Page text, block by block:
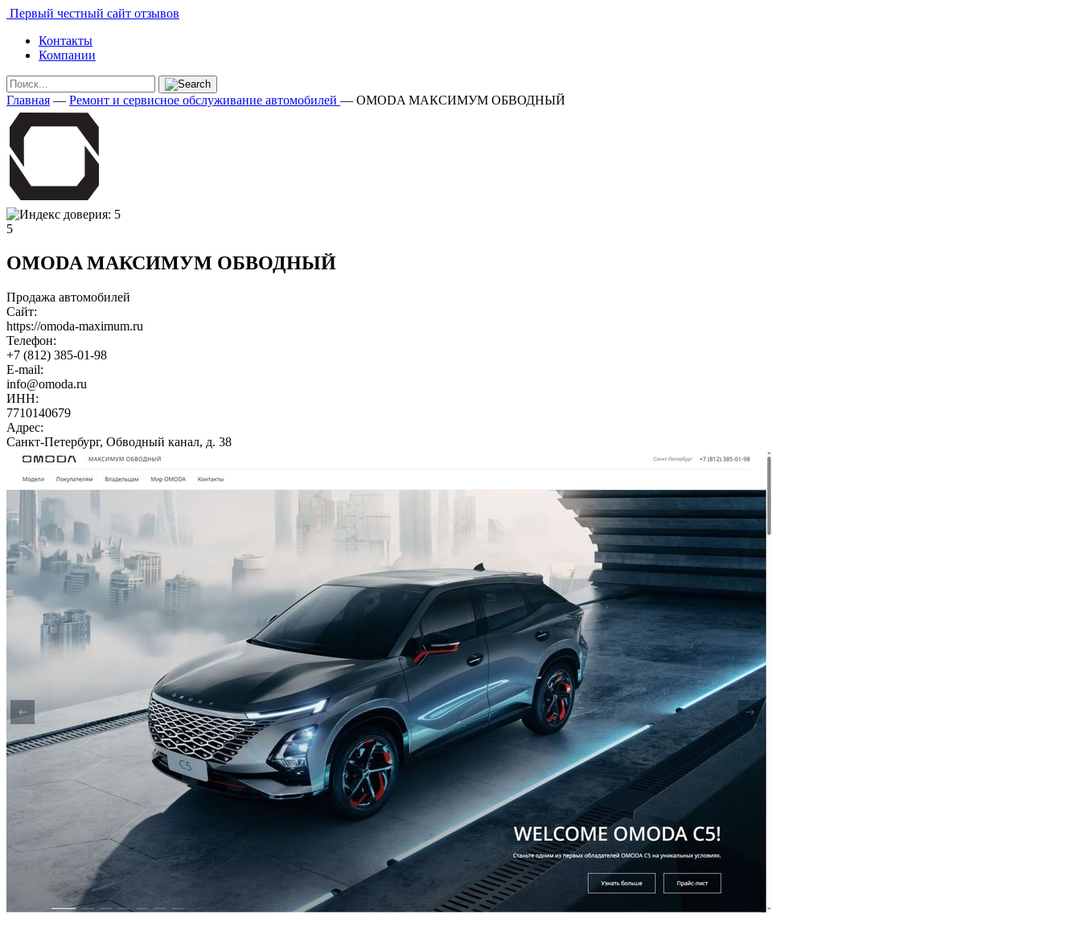
Первый честный сайт отзывов
Контакты
Компании
Главная — Ремонт и сервисное обслуживание автомобилей — OMODA МАКСИМУМ ОБВОДНЫЙ
5
OMODA МАКСИМУМ ОБВОДНЫЙ
Продажа автомобилей
Сайт:
https://omoda-maximum.ru
Телефон:
+7 (812) 385-01-98
E-mail:
info@omoda.ru
ИНН:
7710140679
Адрес:
Санкт-Петербург, Обводный канал, д. 38